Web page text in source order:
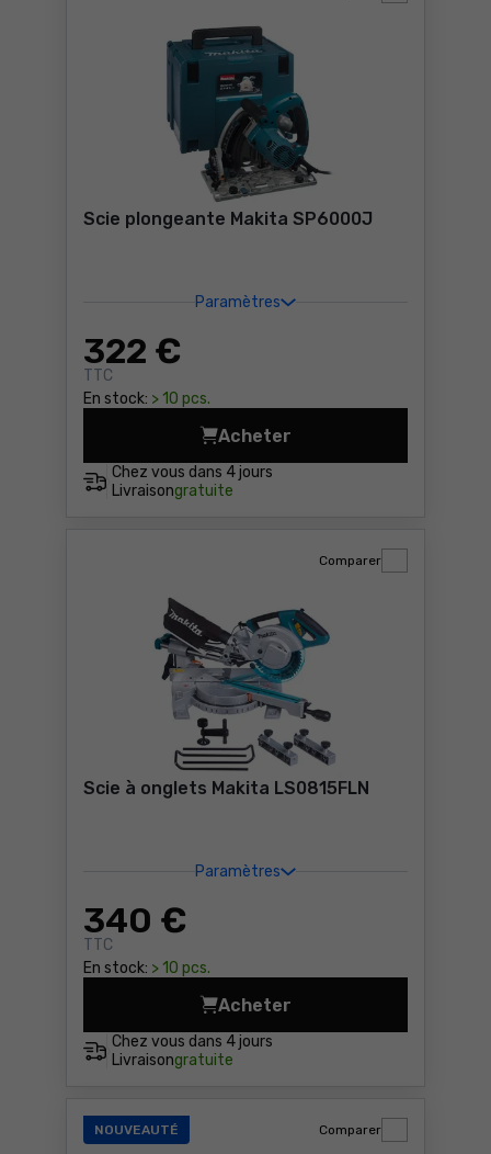
Scie plongeante Makita SP6000J
Paramètres
322 €
TTC
En stock: > 10 pcs.
Chez vous dans 4 jours
Livraisongratuite
Acheter
Scie plongeante Makita
Scie à onglets Makita LS0815FLN
Paramètres
340 €
TTC
En stock: > 10 pcs.
Comparer
Chez vous dans 4 jours
Livraisongratuite
Acheter
Scie à onglets Makita
NOUVEAUTÉ Comparer